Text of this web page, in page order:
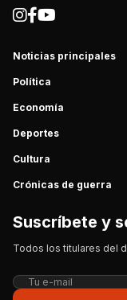
Noticias principales
Política
Economía
Deportes
Cultura
Crónicas de guerra
Suscríbete y
Todos los titulares del